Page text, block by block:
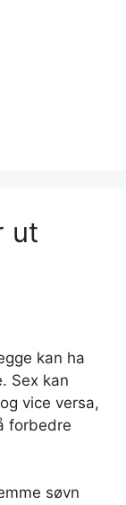
ut
kan ha
Sex kan
vice versa,
forbedre
søvn